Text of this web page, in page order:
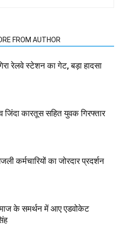
FROM AUTHOR
रेलवे स्टेशन का गेट, बड़ा हादसा
जिंदा कारतूस सहित युवक गिरफ्तार
कर्मचारियों का जोरदार प्रदर्शन
के समर्थन में आए एडवोकेट